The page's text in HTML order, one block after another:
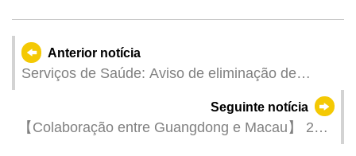
Anterior notícia
Serviços de Saúde: Aviso de eliminação de
Seguinte notícia
【Colaboração entre Guangdong e Macau】 24